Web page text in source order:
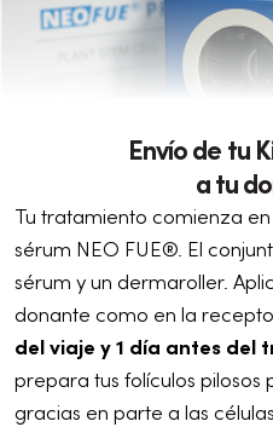
Envío de tu
a tu
Tu tratamiento comienza
sérum NEO FUE®. El
sérum y un dermaroller.
donante como en la
del viaje y 1 día antes del
prepara tus folículos
gracias en parte a las